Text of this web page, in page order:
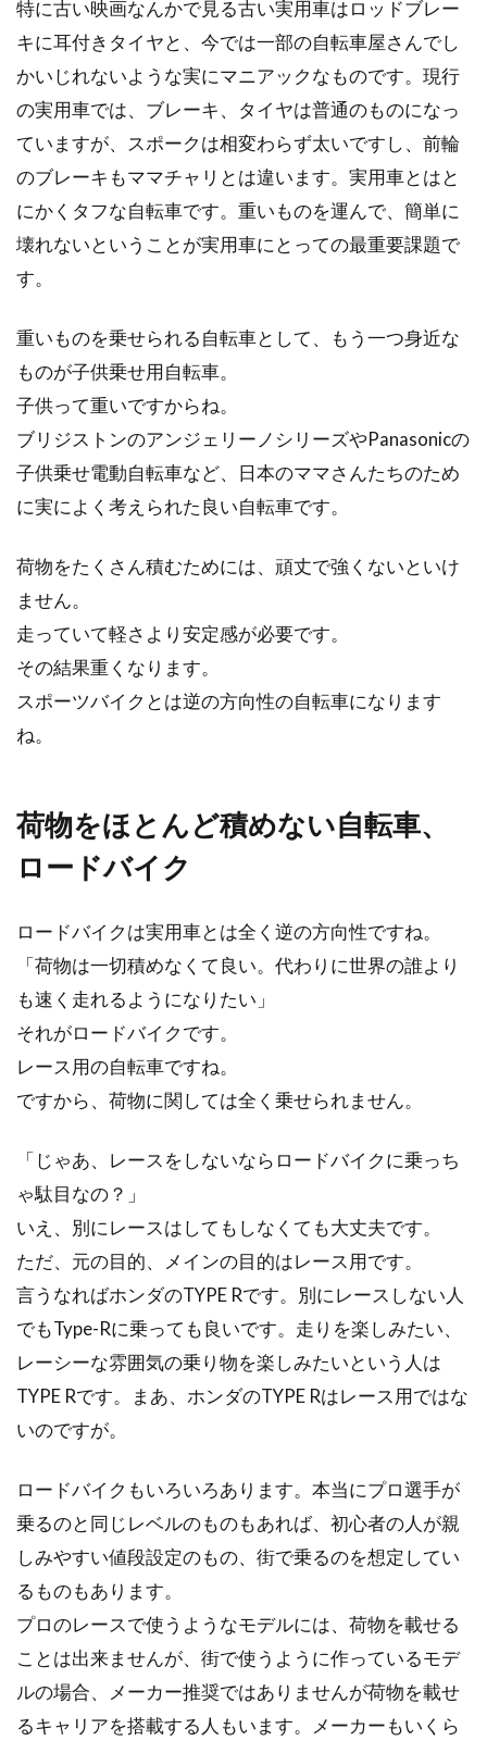
giantの自転車は、台湾を拠点としている世界最
大の自転車メーカーで、コストパフォーマンス
愛知県のロードバイクコースを巡ろ
愛知県は、観光できる名所が数多くあり、賑わ
自転車に乗ってアメリカを横断する
ために必要なこと
でアメリカ横断に挑戦してみませんか？そんな
パンク修理で掛かる自転車屋さんで
の値段はいくら？
リングにもサイズがある！
自転車好きな方なら、ご自分で自転車の整備点
検からパーツ交換まで行なっているのではない
でしょうか。...
と駄目？
こんにちは、じてんしゃライターふくだです。
も、焦らない...
自転車の荷物を固定するゴムっ
て！？便利な使い方
を有効活用してみましょう。荷台はその名の通
り荷物を積む...
自転車のパンク修理、かかる時間の
目安は？
手軽で快適な乗り物である自転車ですが、思い
もよらない時にパンクをすることがありますよ
特に古い映画なんかで見る古い実用車はロッドブレー
キに耳付きタイヤと、今では一部の自転車屋さんでし
かいじれないような実にマニアックなものです。現行
の実用車では、ブレーキ、タイヤは普通のものになっ
ていますが、スポークは相変わらず太いですし、前輪
のブレーキもママチャリとは違います。実用車とはと
にかくタフな自転車です。重いものを運んで、簡単に
壊れないということが実用車にとっての最重要課題で
す。
重いものを乗せられる自転車として、もう一つ身近な
ものが子供乗せ用自転車。
子供って重いですからね。
ブリジストンのアンジェリーノシリーズやPanasonicの
子供乗せ電動自転車など、日本のママさんたちのため
に実によく考えられた良い自転車です。
荷物をたくさん積むためには、頑丈で強くないといけ
ません。
走っていて軽さより安定感が必要です。
その結果重くなります。
スポーツバイクとは逆の方向性の自転車になります
ね。
荷物をほとんど積めない自転車、
ロードバイク
ロードバイクは実用車とは全く逆の方向性ですね。
「荷物は一切積めなくて良い。代わりに世界の誰より
も速く走れるようになりたい」
それがロードバイクです。
レース用の自転車ですね。
ですから、荷物に関しては全く乗せられません。
「じゃあ、レースをしないならロードバイクに乗っち
ゃ駄目なの？」
いえ、別にレースはしてもしなくても大丈夫です。
ただ、元の目的、メインの目的はレース用です。
言うなればホンダのTYPE Rです。別にレースしない人
でもType-Rに乗っても良いです。走りを楽しみたい、
レーシーな雰囲気の乗り物を楽しみたいという人は
TYPE Rです。まあ、ホンダのTYPE Rはレース用ではな
いのですが。
ロードバイクもいろいろあります。本当にプロ選手が
乗るのと同じレベルのものもあれば、初心者の人が親
しみやすい値段設定のもの、街で乗るのを想定してい
るものもあります。
プロのレースで使うようなモデルには、荷物を載せる
ことは出来ませんが、街で使うように作っているモデ
ルの場合、メーカー推奨ではありませんが荷物を載せ
るキャリアを搭載する人もいます。メーカーもいくら